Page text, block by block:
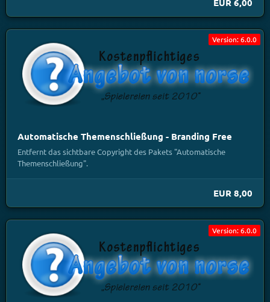
Version: 6.0.0
Automatische Themenschließung - Branding Free
Entfernt das sichtbare Copyright des Pakets "Automatische
Themenschließung".
EUR 8,00
Version: 6.0.0